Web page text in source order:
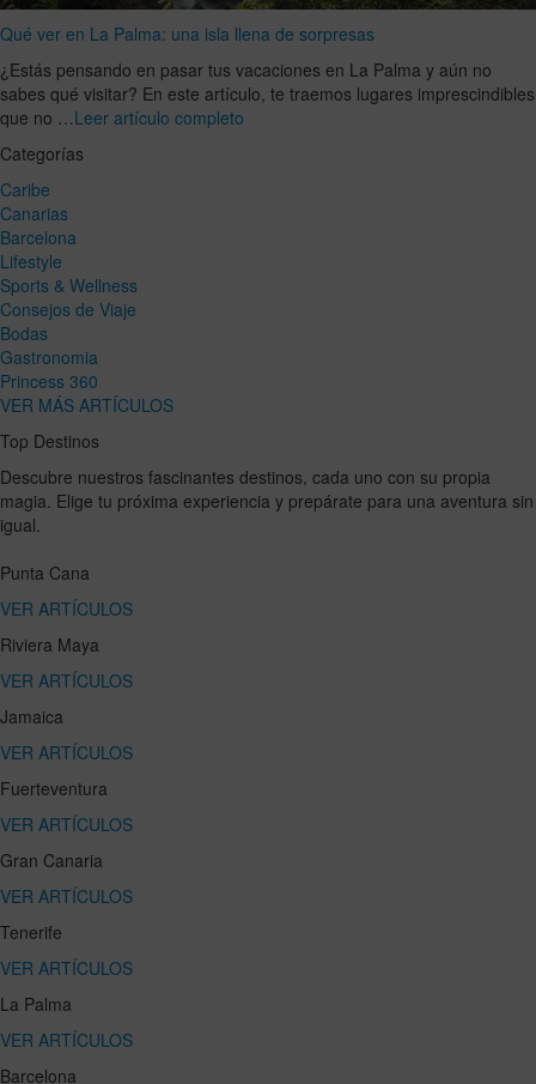
Qué ver en La Palma: una isla llena de sorpresas
¿Estás pensando en pasar tus vacaciones en La Palma y aún no
sabes qué visitar? En este artículo, te traemos lugares imprescindibles
que no …Leer artículo completo
Categorías
Caribe
Canarias
Barcelona
Lifestyle
Sports & Wellness
Consejos de Viaje
Bodas
Gastronomia
Princess 360
VER MÁS ARTÍCULOS
Top Destinos
Descubre nuestros fascinantes destinos, cada uno con su propia
magia. Elige tu próxima experiencia y prepárate para una aventura sin
igual.
Punta Cana
VER ARTÍCULOS
Riviera Maya
VER ARTÍCULOS
Jamaica
VER ARTÍCULOS
Fuerteventura
VER ARTÍCULOS
Gran Canaria
VER ARTÍCULOS
Tenerife
VER ARTÍCULOS
La Palma
VER ARTÍCULOS
Barcelona